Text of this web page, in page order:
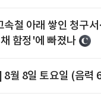
속철 아래 쌓인 청구
함정'에 빠졌나
8월 8일 토요일 (음력